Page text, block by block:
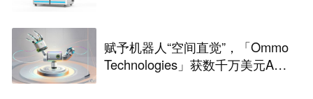
赋予机器人“空间直觉”，「Ommo
Technologies」获数千万美元A轮